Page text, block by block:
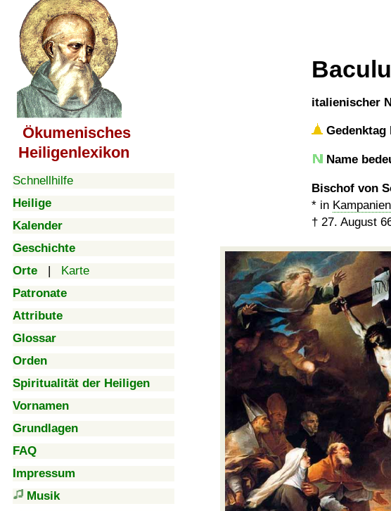
Ökumenisches
Heiligenlexikon
Schnellhilfe
Heilige
Kalender
Geschichte
Orte | Karte
Patronate
Attribute
Glossar
Orden
Spiritualität der Heiligen
Vornamen
Grundlagen
FAQ
Impressum
Musik
italienischer
Name
Bischof von
* in Kampanien
† 27. August